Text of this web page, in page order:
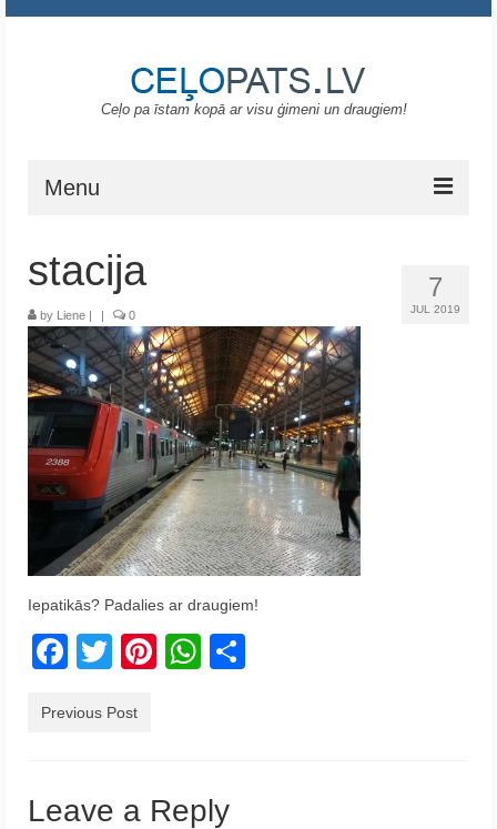
Ceļo pa īstam kopā ar visu ģimeni un draugiem!
Menu
Portugāle
ASV
Melnkalne
Grieķija
Krēta
Francija
Austrija
Itālija
Ukraina
7
JUL 2019
stacija
by Liene | | 0
Iepatikās? Padalies ar draugiem!
Facebook
TwitterPinterest
WhatsApp
Previous Post
Leave a Reply